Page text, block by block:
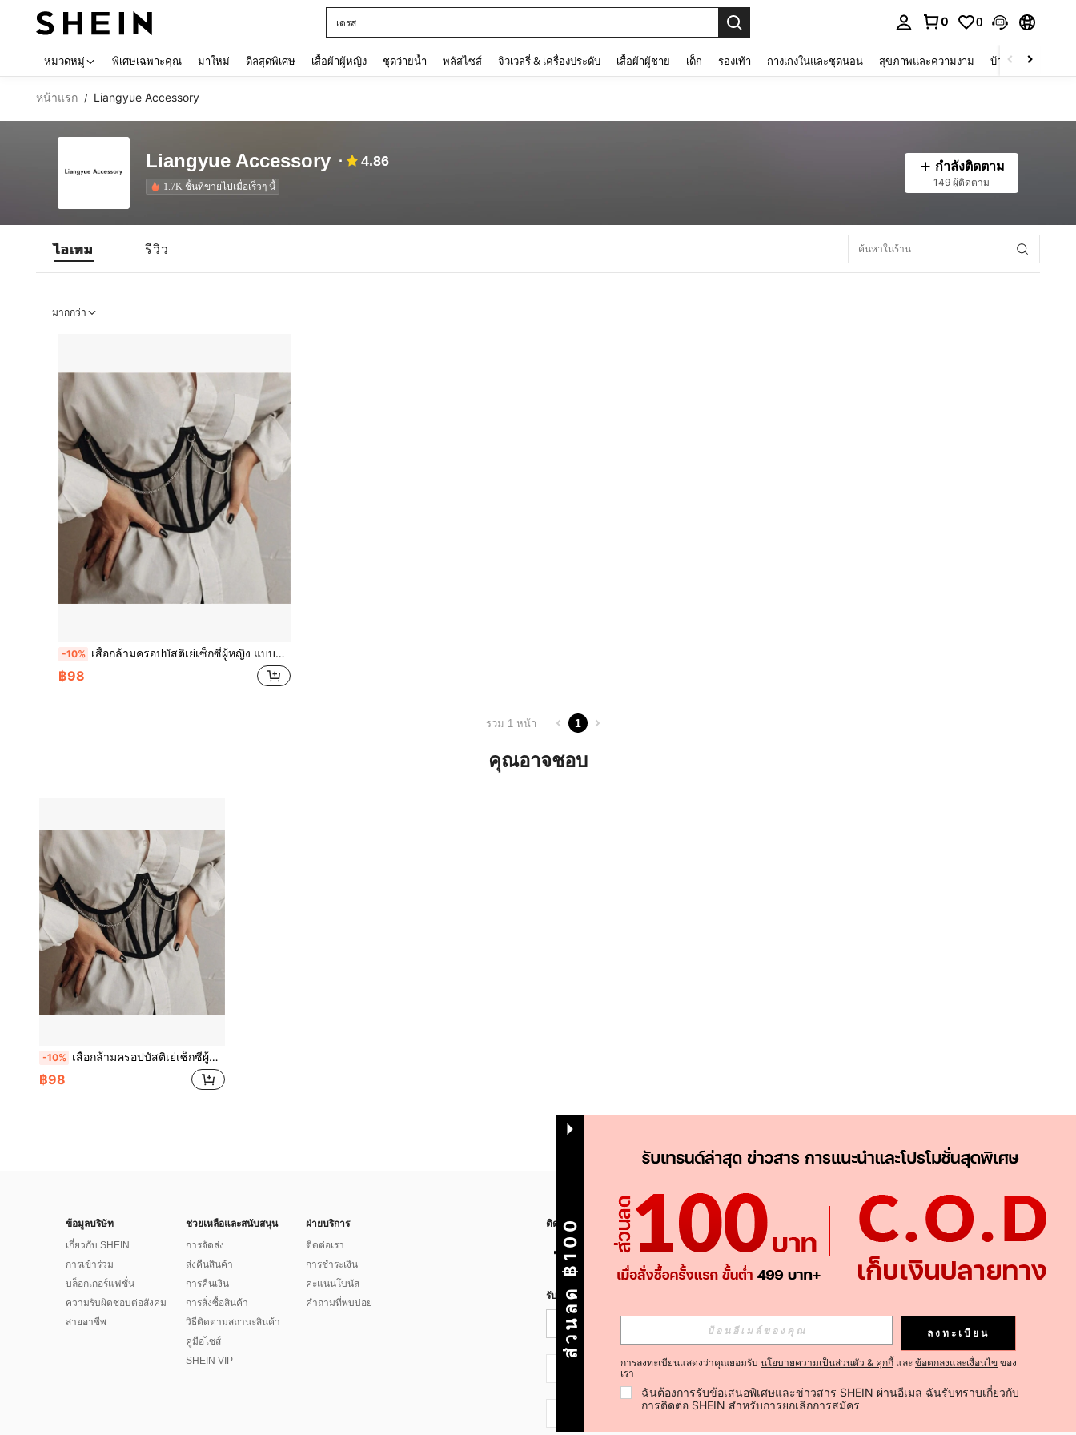
เดรส
0 0
หมวดหมู่ พิเศษเฉพาะคุณ มาใหม่ ดีลสุดพิเศษ เสื้อผ้าผู้หญิง ชุดว่ายน้ำ พลัสไซส์ จิวเวลรี่ & เครื่องประดับ เสื้อผ้าผู้ชาย เด็ก รองเท้า กางเกงในและชุดนอน สุขภาพและความงาม บ้านและที่อยู่อาศัย
หน้าแรก / Liangyue Accessory
Liangyue Accessory 4.86
1.7K ชิ้นที่ขายไปเมื่อเร็วๆ นี้
กำลังติดตาม
149 ผู้ติดตาม
ไอเทม รีวิว
มากกว่า
-10% เสื้อกล้ามครอปบัสติเย่เซ็กซี่ผู้หญิง แบบโครงเหล็กดันทรง แต่งตาข่ายต่อผ้าและโซ่ ผูกเชือก สไตล์คอร์เซ็ตเวสต์รัดเอวโครงปลา สำหรับใส่เป็นชุดชั้นในและเสื้อตัวนอก เหมาะสำหรับปาร์ตี้ เต้นรำ งานเลี้ยง ไนต์คลับ ฤดูใบไม้ผลิ
฿98
รวม 1 หน้า 1
คุณอาจชอบ
-10% เสื้อกล้ามครอปบัสติเย่เซ็กซี่ผู้หญิง แบบโครงเหล็กดันทรง แต่งตาข่ายต่อผ้าและโซ่ ผูกเชือก สไตล์คอร์เซ็ตเวสต์รัดเอวโครงปลา สำหรับใส่เป็นชุดชั้นในและเสื้อตัวนอก เหมาะสำหรับปาร์ตี้ เต้นรำ งานเลี้ยง ไนต์คลับ ฤดูใบไม้ผลิ
฿98
ข้อมูลบริษัท
เกี่ยวกับ SHEIN
การเข้าร่วม
บล็อกเกอร์แฟชั่น
ความรับผิดชอบต่อสังคม
สายอาชีพ
ช่วยเหลือและสนับสนุน
การจัดส่ง
ส่งคืนสินค้า
การคืนเงิน
การสั่งซื้อสินค้า
วิธีติดตามสถานะสินค้า
คู่มือไซส์
SHEIN VIP
ฝ่ายบริการ
ติดต่อเรา
การชำระเงิน
คะแนนโบนัส
คำถามที่พบบ่อย
ติดตามเรา
รับข่าวสาร SHEIN
ติดตาม
ส่วนลด ฿100 ลงทะเบียน
การลงทะเบียนแสดงว่าคุณยอมรับ นโยบายความเป็นส่วนตัว & คุกกี้ และ ข้อตกลงและเงื่อนไข ของ
เรา
ฉันต้องการรับข้อเสนอพิเศษและข่าวสาร SHEIN ผ่านอีเมล ฉันรับทราบเกี่ยวกับ
การติดต่อ SHEIN สำหรับการยกเลิกการสมัคร